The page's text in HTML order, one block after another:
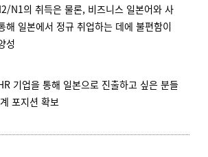
N1의 취득은 물론, 비즈니스 일본어와 사
해 일본에서 정규 취업하는 데에 불편함이
성
기업을 통해 일본으로 진출하고 싶은 분들
포지션 확보